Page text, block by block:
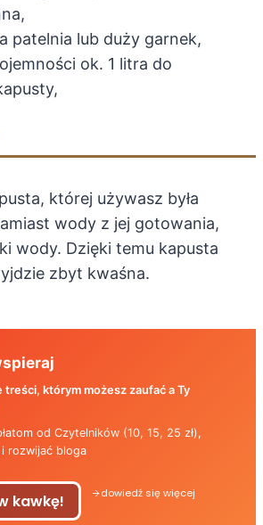
patelnia lub duży garnek,
ok. 1 litra do
której używasz była
wody z jej gotowania,
wody. Dzięki temu kapusta
zbyt kwaśna.
którym możesz zaufać a Ty
od Czytelników (10, 15, 25 zł),
rozwijać bloga
kawkę! dowiedź się więcej